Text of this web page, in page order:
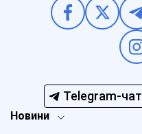
Telegram-чат
Новини